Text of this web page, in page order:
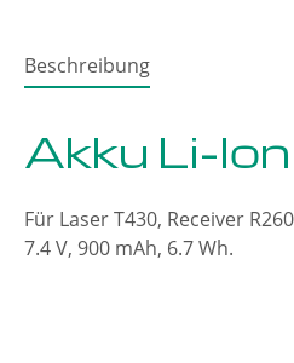
Beschreibung
Akku Li-Ion
Für Laser T430, Receiver
7.4 V, 900 mAh, 6.7 Wh.